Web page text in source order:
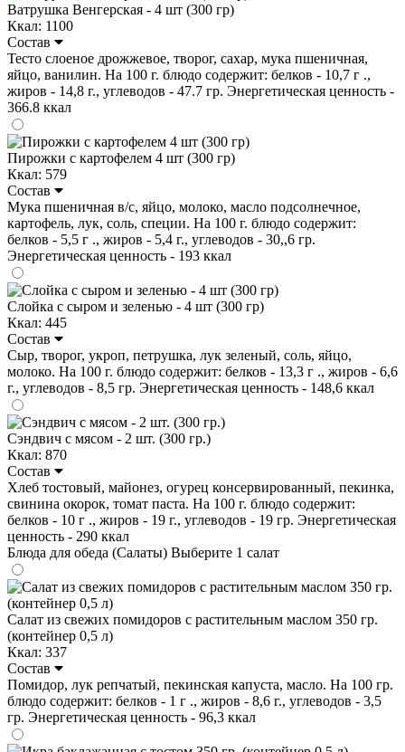
Ватрушка Венгерская - 4 шт (300 гр)
Ккал: 1100
Состав
Тесто слоеное дрожжевое, творог, сахар, мука пшеничная,
яйцо, ванилин. На 100 г. блюдо содержит: белков - 10,7 г .,
жиров - 14,8 г., углеводов - 47.7 гр. Энергетическая ценность -
366.8 ккал
Пирожки с картофелем 4 шт (300 гр)
Ккал: 579
Состав
Мука пшеничная в/с, яйцо, молоко, масло подсолнечное,
картофель, лук, соль, специи. На 100 г. блюдо содержит:
белков - 5,5 г ., жиров - 5,4 г., углеводов - 30,,6 гр.
Энергетическая ценность - 193 ккал
Слойка с сыром и зеленью - 4 шт (300 гр)
Ккал: 445
Состав
Сыр, творог, укроп, петрушка, лук зеленый, соль, яйцо,
молоко. На 100 г. блюдо содержит: белков - 13,3 г ., жиров - 6,6
г., углеводов - 8,5 гр. Энергетическая ценность - 148,6 ккал
Сэндвич с мясом - 2 шт. (300 гр.)
Ккал: 870
Состав
Хлеб тостовый, майонез, огурец консервированный, пекинка,
свинина окорок, томат паста. На 100 г. блюдо содержит:
белков - 10 г ., жиров - 19 г., углеводов - 19 гр. Энергетическая
ценность - 290 ккал
Блюда для обеда (Салаты) Выберите 1 салат
Салат из свежих помидоров с растительным маслом 350 гр.
(контейнер 0,5 л)
Ккал: 337
Состав
Помидор, лук репчатый, пекинская капуста, масло. На 100 гр.
блюдо содержит: белков - 1 г ., жиров - 8,6 г., углеводов - 3,5
гр. Энергетическая ценность - 96,3 ккал